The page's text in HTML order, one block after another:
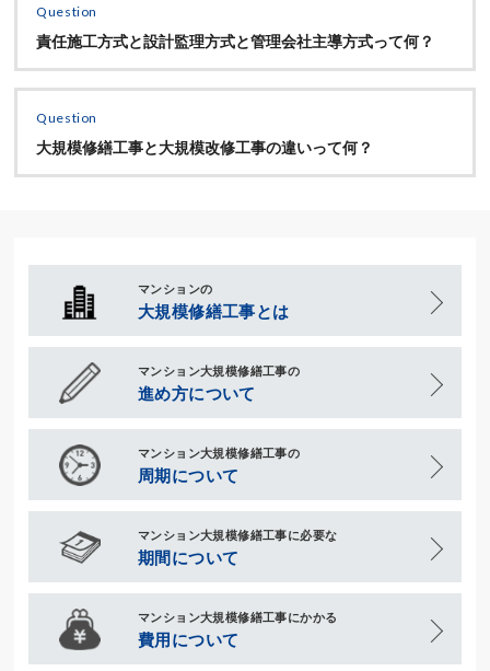
Question
責任施工方式と設計監理方式と管理会社主導方式って何？
Question
大規模修繕工事と大規模改修工事の違いって何？
マンションの
大規模修繕工事とは
マンション大規模修繕工事の
進め方について
マンション大規模修繕工事の
周期について
マンション大規模修繕工事に必要な
期間について
マンション大規模修繕工事にかかる
費用について